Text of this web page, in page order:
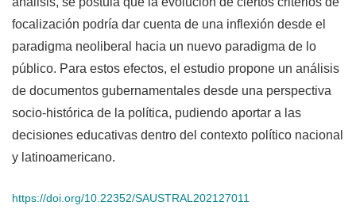
focalización podría dar cuenta de una inflexión desde el
paradigma neoliberal hacia un nuevo paradigma de lo
público. Para estos efectos, el estudio propone un análisis
de documentos gubernamentales desde una perspectiva
socio-histórica de la política, pudiendo aportar a las
decisiones educativas dentro del contexto político nacional
y latinoamericano.
https://doi.org/10.22352/SAUSTRAL202127011